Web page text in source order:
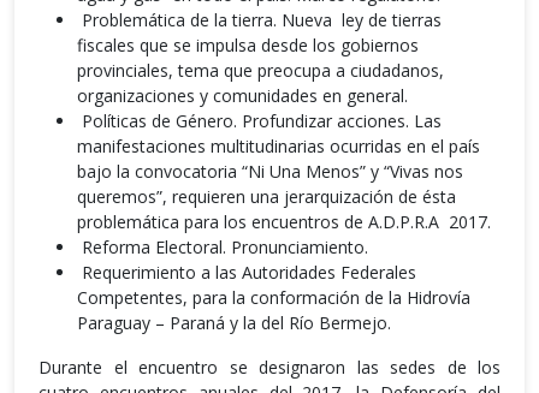
Problemática de la tierra. Nueva ley de tierras
fiscales que se impulsa desde los gobiernos
provinciales, tema que preocupa a ciudadanos,
organizaciones y comunidades en general.
Políticas de Género. Profundizar acciones. Las
manifestaciones multitudinarias ocurridas en el país
bajo la convocatoria “Ni Una Menos” y “Vivas nos
queremos”, requieren una jerarquización de ésta
problemática para los encuentros de A.D.P.R.A 2017.
Reforma Electoral. Pronunciamiento.
Requerimiento a las Autoridades Federales
Competentes, para la conformación de la Hidrovía
Paraguay – Paraná y la del Río Bermejo.
Durante el encuentro se designaron las sedes de los